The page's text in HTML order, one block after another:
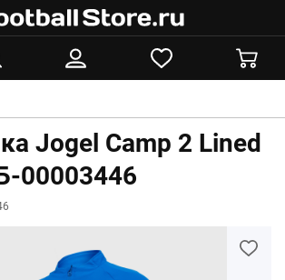
Jogel Camp 2 Lined
00003446